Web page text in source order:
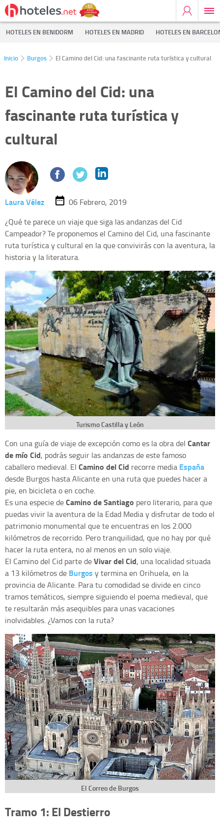
HOTELES EN BENIDORM HOTELES EN MADRID HOTELES EN
Inicio Burgos El Camino del Cid: una fascinante ruta turística y cultural
El Camino del Cid: una
fascinante ruta turística y
cultural
Laura Vélez
06 Febrero, 2019
¿Qué te parece un viaje que siga las andanzas del Cid
Campeador? Te proponemos el Camino del Cid, una fascinante
ruta turística y cultural en la que convivirás con la aventura, la
historia y la literatura.
Turismo Castilla y León
Con una guía de viaje de excepción como es la obra del Cantar
de mío Cid, podrás seguir las andanzas de este famoso
caballero medieval. El Camino del Cid recorre media España
desde Burgos hasta Alicante en una ruta que puedes hacer a
pie, en bicicleta o en coche.
Es una especie deCamino de Santiago pero literario, para que
puedas vivir la aventura de la Edad Media y disfrutar de todo el
patrimonio monumental que te encuentras en los 2.000
kilómetros de recorrido. Pero tranquilidad, que no hay por qué
hacer la ruta entera, no al menos en un solo viaje.
El Camino del Cid parte deVivar del Cid, una localidad situada
a 13 kilómetros de Burgos y termina en Orihuela, en la
provincia de Alicante. Para tu comodidad se divide en cinco
tramos temáticos, siempre siguiendo el poema medieval, que
te resultarán más asequibles para unas vacaciones
inolvidables. ¿Vamos con la ruta?
El Correo de Burgos
Tramo 1: El Destierro